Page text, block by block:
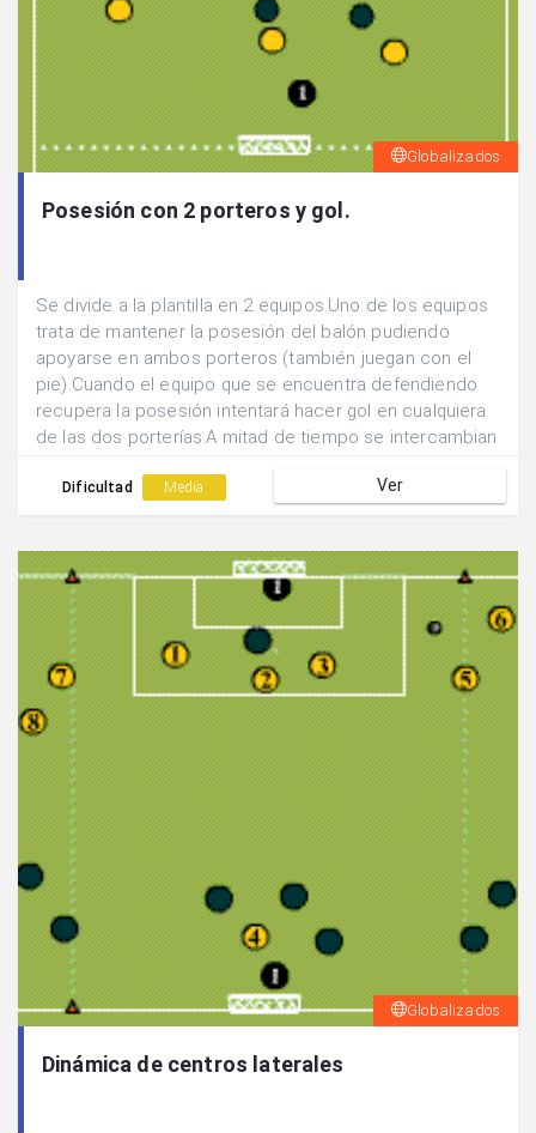
Globalizados
Posesión con 2 porteros y gol.
Se divide a la plantilla en 2 equipos.Uno de los equipos
trata de mantener la posesión del balón pudiendo
apoyarse en ambos porteros (también juegan con el
pie).Cuando el equipo que se encuentra defendiendo
recupera la posesión intentará hacer gol en cualquiera
de las dos porterías.A mitad de tiempo se intercambian
Dificultad Media Ver
Globalizados
Dinámica de centros laterales